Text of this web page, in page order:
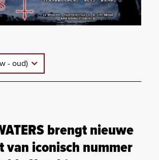
- oud)
brengt nieuwe
van iconisch nummer